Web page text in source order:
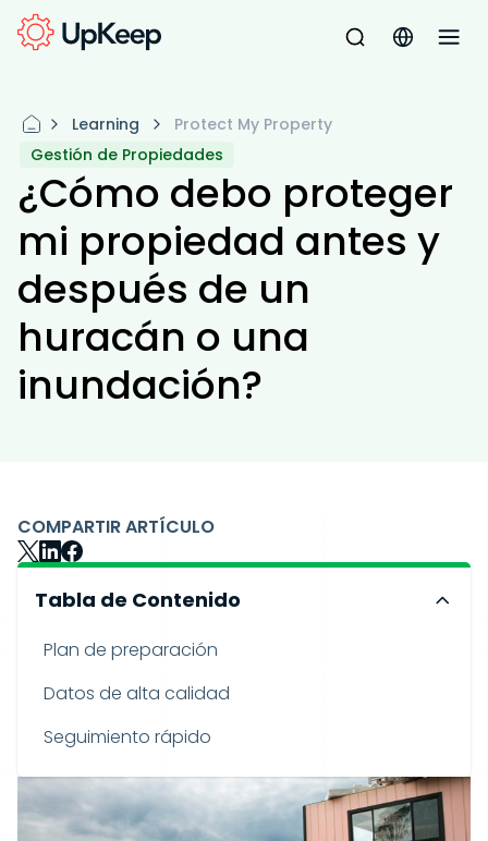
Learning
Protect My Property
Gestión de Propiedades
¿Cómo debo proteger
mi propiedad antes y
después de un
huracán o una
inundación?
COMPARTIR ARTÍCULO
Tabla de Contenido
Plan de preparación
Datos de alta calidad
Seguimiento rápido